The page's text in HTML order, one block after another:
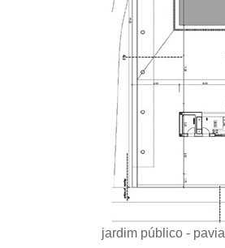
jardim público - pavia